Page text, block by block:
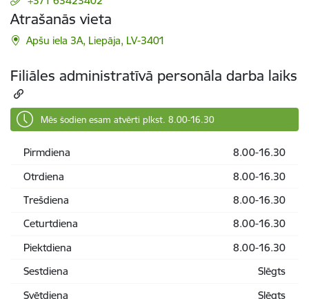
Atrašanās vieta
Apšu iela 3A, Liepāja, LV-3401
Filiāles administratīvā personāla darba laiks
Mēs šodien esam atvērti plkst. 8.00-16.30
Pirmdiena
8.00-16.30
Otrdiena
8.00-16.30
Trešdiena
8.00-16.30
Ceturtdiena
8.00-16.30
Piektdiena
8.00-16.30
Sestdiena
Slēgts
Svētdiena
Slēgts